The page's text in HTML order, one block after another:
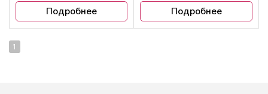
Подробнее Подробнее
1